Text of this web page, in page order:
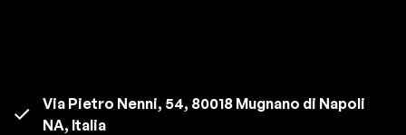
Via Pietro Nenni, 54, 80018 Mugnano di Napoli
NA, Italia